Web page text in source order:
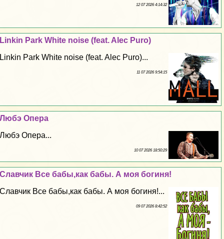
12 07 2026 4:14:32
Linkin Park White noise (feat. Alec Puro)
Linkin Park White noise (feat. Alec Puro)...
11 07 2026 9:54:15
Любэ Опера
Любэ Опера...
10 07 2026 18:50:29
Славчик Все бабы,как бабы. А моя богиня!
Славчик Все бабы,как бабы. А моя богиня!...
09 07 2026 8:42:52